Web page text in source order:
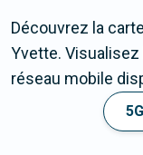
Découvrez la
Yvette.
réseau mobile